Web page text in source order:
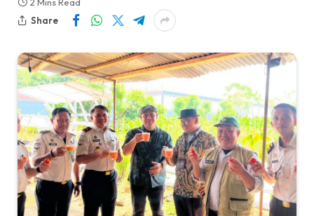
2 Mins Read
Share